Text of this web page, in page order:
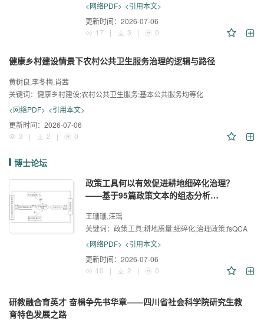
<网络PDF> <引用本文>
更新时间： 2026-07-06
17
| 3 | 0
健康乡村建设情景下农村公共卫生服务治理的逻辑与路径
黄树良,李冬梅,肖茜
关键词： 健康乡村建设;农村公共卫生服务;基本公共服务均等化
<网络PDF> <引用本文>
更新时间： 2026-07-06
3
| 2 | 0
博士论坛
政策工具何以有效促进耕地细碎化治理？
——基于95篇政策文本的组态分析
王珊珊,汪瑶
关键词： 政策工具;耕地质量;细碎化;治理政策;fsQCA
<网络PDF> <引用本文>
更新时间： 2026-07-06
10
| 2 | 0
研教融合育英才 奋楫争先书华章——四川省社会科学院研究生教
育特色发展之路